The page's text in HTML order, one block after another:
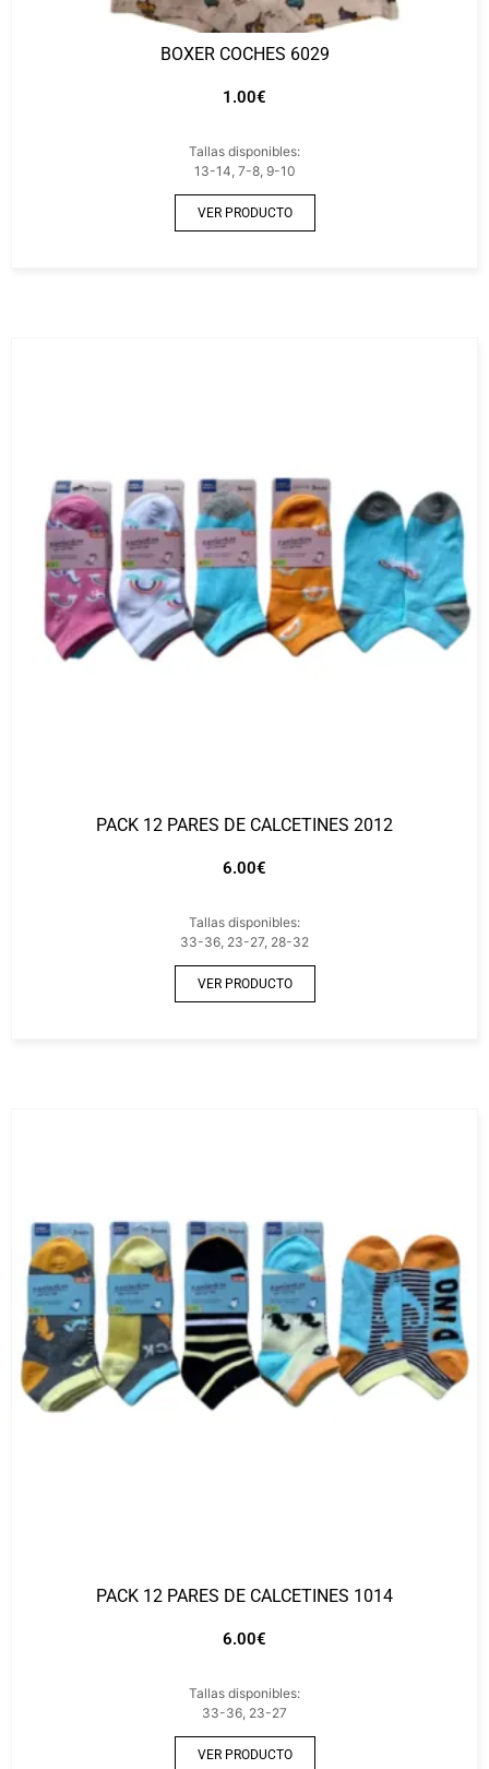
BOXER COCHES 6029
1.00€
Tallas disponibles:
13-14, 7-8, 9-10
VER PRODUCTO
PACK 12 PARES DE CALCETINES 2012
6.00€
Tallas disponibles:
33-36, 23-27, 28-32
VER PRODUCTO
PACK 12 PARES DE CALCETINES 1014
6.00€
Tallas disponibles:
33-36, 23-27
VER PRODUCTO